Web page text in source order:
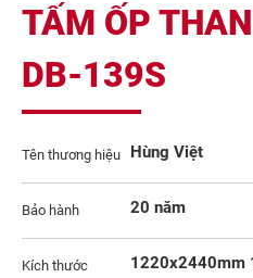
TẤM ỐP
DB-139S
Tên thương hiệu Hùng Việt
Bảo hành 20 năm
Kích thước 1220x2440mm